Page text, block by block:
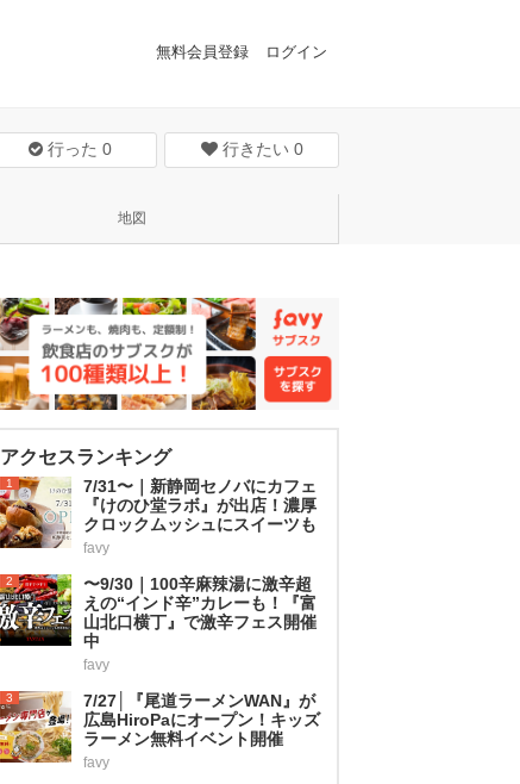
無料会員登録 ログイン
行った 0 行きたい 0
地図
アクセスランキング
1
7/31〜｜新静岡セノバにカフェ
『けのひ堂ラボ』が出店！濃厚
クロックムッシュにスイーツも
favy
2
〜9/30｜100辛麻辣湯に激辛超
えの“インド辛”カレーも！『富
山北口横丁』で激辛フェス開催
中
favy
3
7/27│『尾道ラーメンWAN』が
広島HiroPaにオープン！キッズ
ラーメン無料イベント開催
favy